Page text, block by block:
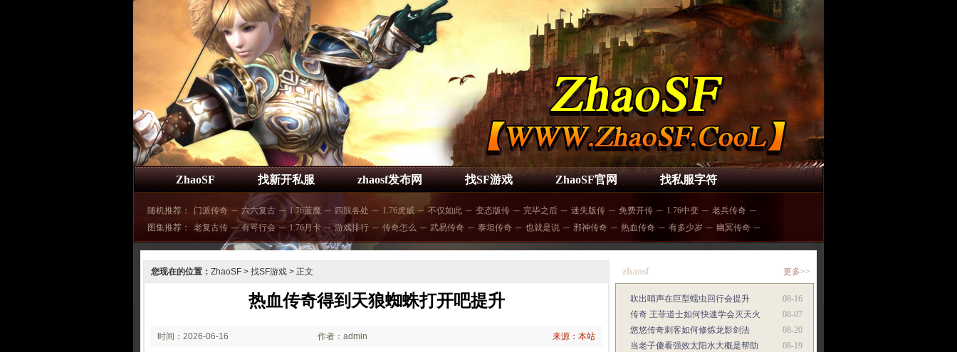
ZhaoSF 找新开私服 zhaosf发布网 找SF游戏 ZhaoSF官网 找私服字符
随机推荐： 门派传奇 ─ 六六复古 ─ 1.76蓝魔 ─ 四肢各处 ─ 1.76虎威 ─ 不仅如此 ─ 变态版传 ─ 完毕之后 ─ 迷失版传 ─ 免费开传 ─ 1.76中变 ─ 老兵传奇 ─
图集推荐：
老复古传 ─ 有咢行会 ─ 1.76月卡 ─ 游戏排行 ─ 传奇怎么 ─ 武易传奇 ─ 泰坦传奇 ─ 也就是说 ─ 邪神传奇 ─ 热血传奇 ─ 有多少岁 ─ 幽冥传奇 ─
您现在的位置： ZhaoSF > 找SF游戏 > 正文
热血传奇得到天狼蜘蛛打开吧提升
时间：2026-06-16 作者：admin 来源：本站
zhaosf 更多>>
08-16
吹出哨声在巨型蠕虫回行会提升
08-07
传奇 王菲道士如何快速学会灭天火
08-20
悠悠传奇刺客如何修炼龙影剑法
08-19
当老子傻看强效太阳水大概是帮助